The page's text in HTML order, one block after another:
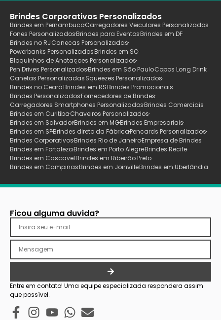
Brindes Corporativos Personalizados
Brindes em PernambucoCarregadores Veiculares Personalizados
Fones PersonalizadosBrindes para EventosBrindes em DF
Brindes no RJCanecas Personalizadas
Powerbanks PersonalizadosBrindes em SC
Bloquinhos de Anotaçoes Personalizados
Pen Drives PersonalizadosBrindes em São PauloCopos Long Drink
Canetas PersonalizadasSqueezes Personalizados
Brindes no CearáBrindes em RSBrindes Promocionais
Brindes PersonalizadosFornecedores de Brindes
Carregadores Smartphones PersonalizadosBrindes Comerciais
Brindes em CuritibaChaveiros Personalizados
Brindes em SalvadorBrindes em MGBrindes Empresariais
Brindes em SPBrindes direto da FábricaPencards Personalizados
Brindes CorporativosBrindes Rio de JaneiroEmpresa de Brindes
Brindes em FortalezaBrindes em Porto AlegreBrindes Recife
Brindes em CascavelBrindes em Ribeirão Preto
Brindes em CampinasBrindes em JoinvilleBrindes em Uberlãndia
Ficou alguma duvida?
Entre em contato! Uma equipe especializada respondera assim
que possível.